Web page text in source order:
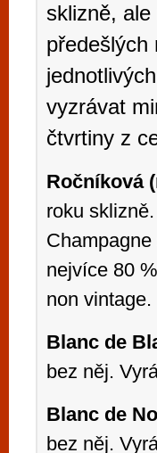
sklizně,
předešlých
vyzrávat
čtvrtiny z
Ročníková
roku
nejvíce 80
non vintage.
Blanc de
bez něj.
Blanc de
bez něj.